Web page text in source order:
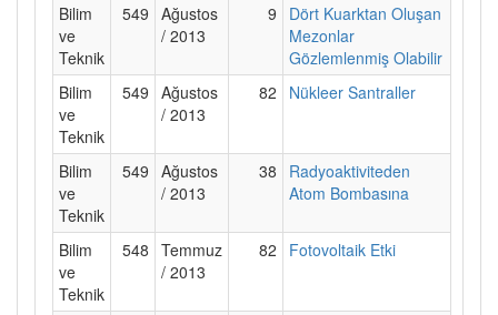
Bilim
ve
Teknik
549 Ağustos
/ 2013
9
Dört Kuarktan Oluşan
Mezonlar
Gözlemlenmiş Olabilir
Bilim
ve
Teknik
549 Ağustos
/ 2013
82 Nükleer Santraller
Bilim
ve
Teknik
549 Ağustos
/ 2013
38
Radyoaktiviteden
Atom Bombasına
Bilim
ve
Teknik
548 Temmuz
/ 2013
82 Fotovoltaik Etki